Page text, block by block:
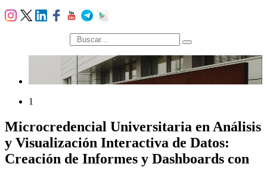
búsqueda
1
Microcredencial Universitaria en Análisis
y Visualización Interactiva de Datos:
Creación de Informes y Dashboards con